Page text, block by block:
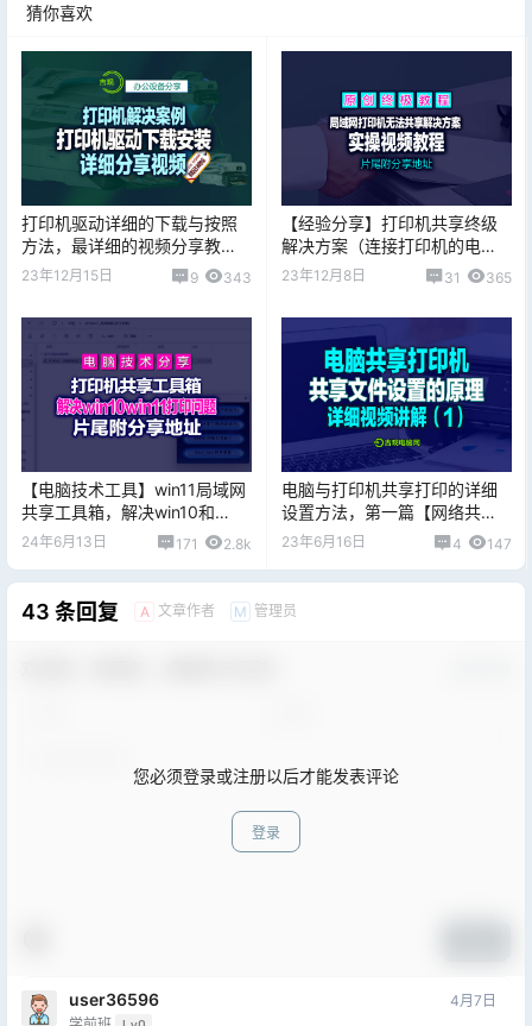
猜你喜欢
打印机驱动详细的下载与按照
方法，最详细的视频分享教
程！
23年12月15日 9 343
【经验分享】打印机共享终级
解决方案（连接打印机的电
脑，windows 专业版及更高级
23年12月8日 31 365
【电脑技术工具】win11局域网
共享工具箱，解决win10和
win11打印机共享打印问题
24年6月13日 171 2.8k
电脑与打印机共享打印的详细
设置方法，第一篇【网络共
享】视频教程
23年6月16日 4 147
43 条回复 A 文章作者 M 管理员
您必须登录或注册以后才能发表评论
登录
user36596 4月7日